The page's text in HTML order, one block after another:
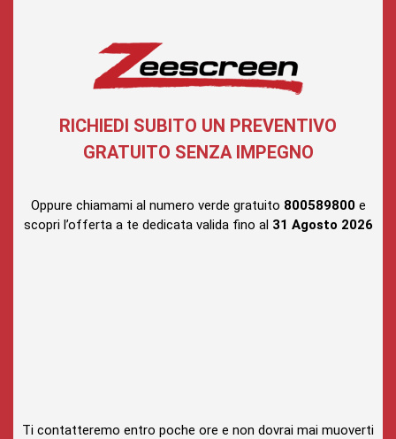
RICHIEDI SUBITO UN PREVENTIVO
GRATUITO SENZA IMPEGNO
Oppure chiamami al numero verde gratuito 800589800 e
scopri l’offerta a te dedicata valida fino al 31 Agosto 2026
Ti contatteremo entro poche ore e non dovrai mai muoverti